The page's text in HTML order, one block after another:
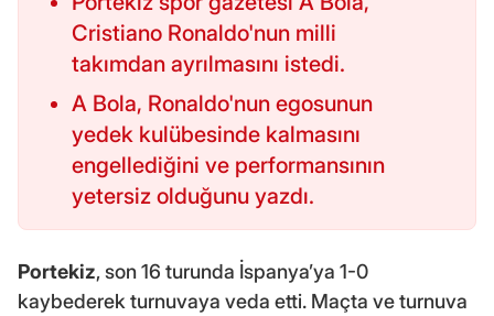
Cristiano Ronaldo'nun milli
takımdan ayrılmasını istedi.
A Bola, Ronaldo'nun egosunun
yedek kulübesinde kalmasını
engellediğini ve performansının
yetersiz olduğunu yazdı.
Portekiz, son 16 turunda İspanya’ya 1-0
kaybederek turnuvaya veda etti. Maçta ve turnuva